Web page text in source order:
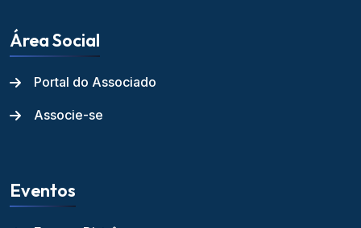
Área Social
Portal do Associado
Associe-se
Eventos